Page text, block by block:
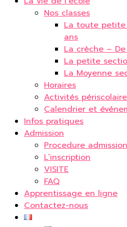
Nos classes
La toute
ans
La crèche –
La petite
La Moyenne
Horaires
Activités
Calendrier et
Infos pratiques
Admission
Procedure admission
L’inscription
VISITE
FAQ
Apprentissage en ligne
Contactez-nous